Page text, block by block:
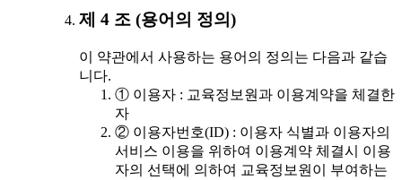
제 4 조 (용어의 정의)
이 약관에서 사용하는 용어의 정의는 다음과 같습
니다.
① 이용자 : 교육정보원과 이용계약을 체결한
자
② 이용자번호(ID) : 이용자 식별과 이용자의
서비스 이용을 위하여 이용계약 체결시 이용
자의 선택에 의하여 교육정보원이 부여하는